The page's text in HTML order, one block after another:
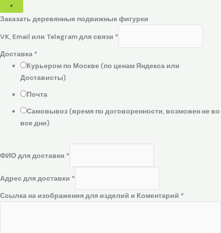
×
Заказать деревянные подвижные фигурки
VK, Email или Telegram для связи *
Доставка *
Курьером по Москве (по ценам Яндекса или
Достависты)
Почта
Самовывоз (время по договоренности, возможен не во
все дни)
ФИО для доставки *
Адрес для доставки *
Ссылка на изображения для изделий и Коментарий *